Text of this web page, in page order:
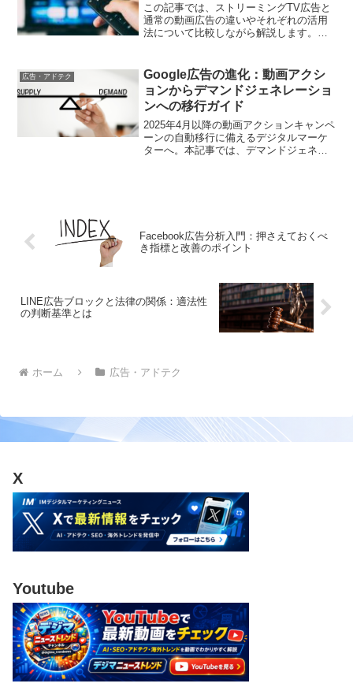
この記事では、ストリーミングTV広告と
通常の動画広告の違いやそれぞれの活用
法について比較しながら解説します。ど
広告・アドテク
Google広告の進化：動画アクシ
ョンからデマンドジェネレーショ
ンへの移行ガイド
2025年4月以降の動画アクションキャンペ
ーンの自動移行に備えるデジタルマーケ
ターへ。本記事では、デマンドジェネレ
Facebook広告分析入門：押さえておくべ
き指標と改善のポイント
LINE広告ブロックと法律の関係：適法性
の判断基準とは
ホーム 広告・アドテク
X
Youtube